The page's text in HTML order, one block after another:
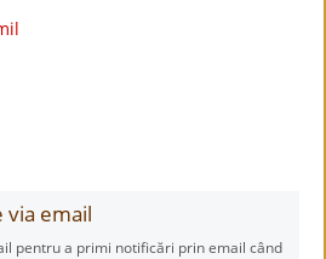
via email
pentru a primi notificări prin email când